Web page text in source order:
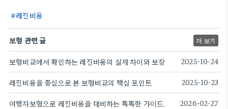
레진비용
보험 관련 글 더 보기
보험비교에서 확인하는 레진비용의 실제 차이와 보장 2025-10-24
레진비용을 중심으로 본 보험비교의 핵심 포인트 2025-10-23
여행자보험으로 레진비용을 대비하는 똑똑한 가이드. 2026-02-27